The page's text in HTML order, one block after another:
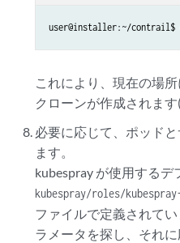
user@installer:~/contrail$
これにより、現在の場
クローンが作成されま
必要に応じて、ポッド
ます。
kubespray が使用するデ
kubespray/roles/
ファイルで定義されて
ラメータを探し、それに